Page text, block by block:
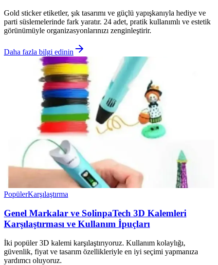
Gold sticker etiketler, şık tasarımı ve güçlü yapışkanıyla hediye ve
parti süslemelerinde fark yaratır. 24 adet, pratik kullanımlı ve estetik
görünümüyle organizasyonlarınızı zenginleştirir.
Daha fazla bilgi edinin
PopülerKarşılaştırma
Genel Markalar ve SolinpaTech 3D Kalemleri
Karşılaştırması ve Kullanım İpuçları
İki popüler 3D kalemi karşılaştırıyoruz. Kullanım kolaylığı,
güvenlik, fiyat ve tasarım özellikleriyle en iyi seçimi yapmanıza
yardımcı oluyoruz.